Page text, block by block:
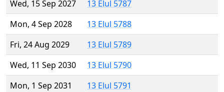
Wed, 15 Sep 2027
13 Elul 5787
Mon, 4 Sep 2028
13 Elul 5788
Fri, 24 Aug 2029
13 Elul 5789
Wed, 11 Sep 2030
13 Elul 5790
Mon, 1 Sep 2031
13 Elul 5791